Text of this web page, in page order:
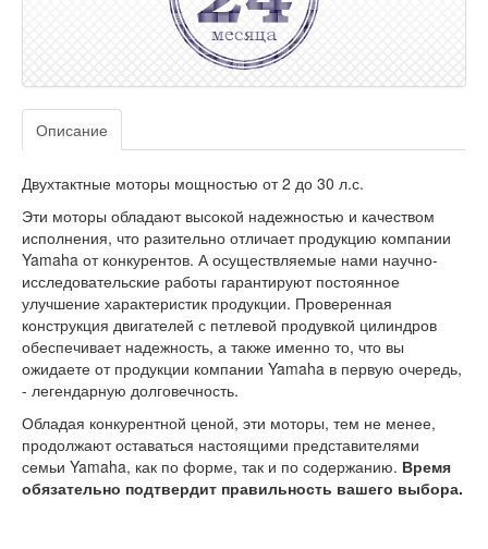
Описание
Двухтактные моторы мощностью от 2 до 30 л.с.
Эти моторы обладают высокой надежностью и качеством
исполнения, что разительно отличает продукцию компании
Yamaha от конкурентов. А осуществляемые нами научно-
исследовательские работы гарантируют постоянное
улучшение характеристик продукции. Проверенная
конструкция двигателей с петлевой продувкой цилиндров
обеспечивает надежность, а также именно то, что вы
ожидаете от продукции компании Yamaha в первую очередь,
- легендарную долговечность.
Обладая конкурентной ценой, эти моторы, тем не менее,
продолжают оставаться настоящими представителями
семьи Yamaha, как по форме, так и по содержанию. Время
обязательно подтвердит правильность вашего выбора.